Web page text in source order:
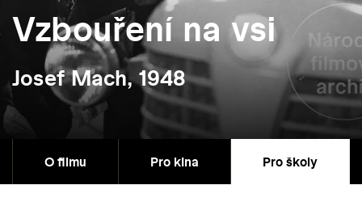
Vzbouření na vsi
Josef Mach, 1948
O filmu Pro kina Pro školy